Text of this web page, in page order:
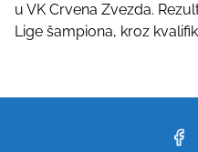
u VK Crvena Zvezda.
Lige šampiona, kroz